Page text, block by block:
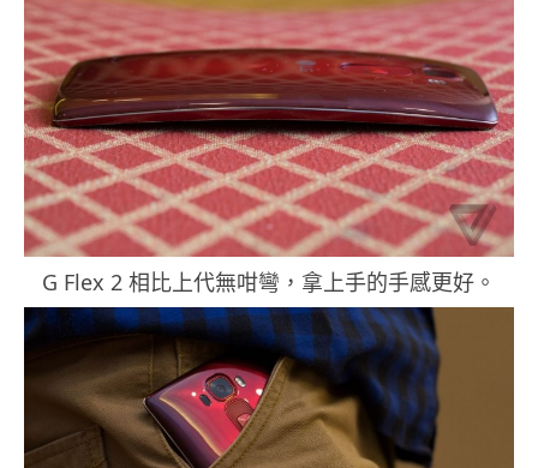
G Flex 2 相比上代無咁彎，拿上手的手感更好。